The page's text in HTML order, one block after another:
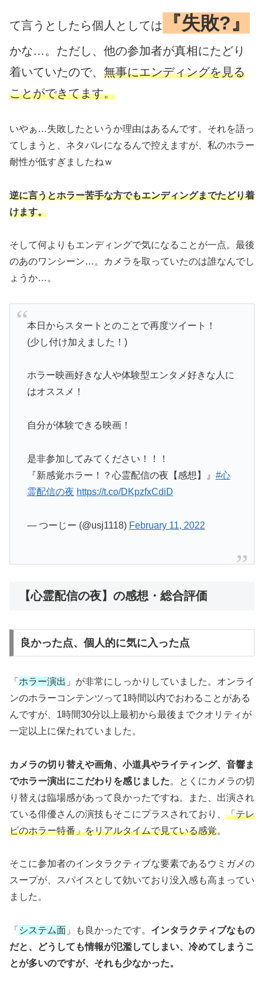
て言うとしたら個人としては 『失敗?』
かな…。ただし、他の参加者が真相にたどり
着いていたので、 無事にエンディングを見る
ことができてます。
いやぁ…失敗したというか理由はあるんです。それを語っ
てしまうと、ネタバレになるんで控えますが、私のホラー
耐性が低すぎましたねｗ
逆に言うとホラー苦手な方でもエンディングまでたどり着
けます。
そして何よりもエンディングで気になることが一点。最後
のあのワンシーン…。カメラを取っていたのは誰なんでし
ょうか…。
本日からスタートとのことで再度ツイート！
(少し付け加えました！)
ホラー映画好きな人や体験型エンタメ好きな人に
はオススメ！
自分が体験できる映画！
是非参加してみてください！！！
『新感覚ホラー！？心霊配信の夜【感想】』 #心
霊配信の夜 https://t.co/DKpzfxCdiD
— つーじー (@usj1118) February 11, 2022
【心霊配信の夜】の感想・総合評価
良かった点、個人的に気に入った点
「 ホラー演出 」が非常にしっかりしていました。オンライ
ンのホラーコンテンツって1時間以内でおわることがある
んですが、1時間30分以上最初から最後までクオリティが
一定以上に保たれていました。
カメラの切り替えや画角、小道具やライティング、音響ま
でホラー演出にこだわりを感じました。とくにカメラの切
り替えは臨場感があって良かったですね。また、出演され
ている俳優さんの演技もそこにプラスされており、 「テレ
ビのホラー特番」をリアルタイムで見ている感覚。
そこに参加者のインタラクティブな要素であるウミガメの
スープが、スパイスとして効いており没入感も高まってい
ました。
「 システム面 」も良かったです。 インタラクティブなもの
だと、どうしても情報が氾濫してしまい、冷めてしまうこ
とが多いのですが、それも少なかった。